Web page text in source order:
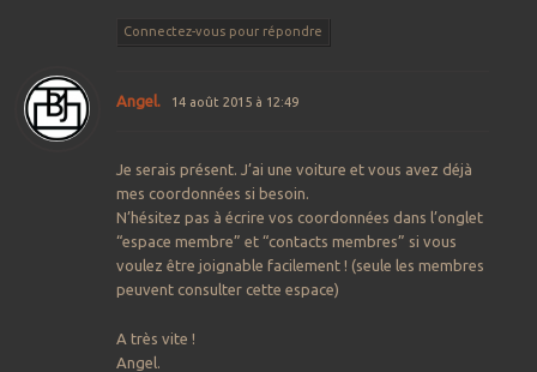
Connectez-vous pour répondre
Angel. 14 août 2015 à 12:49
Je serais présent. J’ai une voiture et vous avez déjà
mes coordonnées si besoin.
N’hésitez pas à écrire vos coordonnées dans l’onglet
“espace membre” et “contacts membres” si vous
voulez être joignable facilement ! (seule les membres
peuvent consulter cette espace)
A très vite !
Angel.